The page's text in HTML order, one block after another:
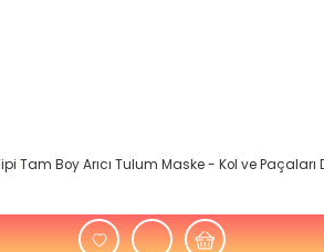
Tam Boy Arıcı Tulum Maske - Kol ve